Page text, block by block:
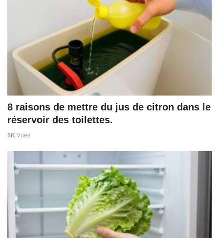
8 raisons de mettre du jus de citron dans le
réservoir des toilettes.
5K Vues